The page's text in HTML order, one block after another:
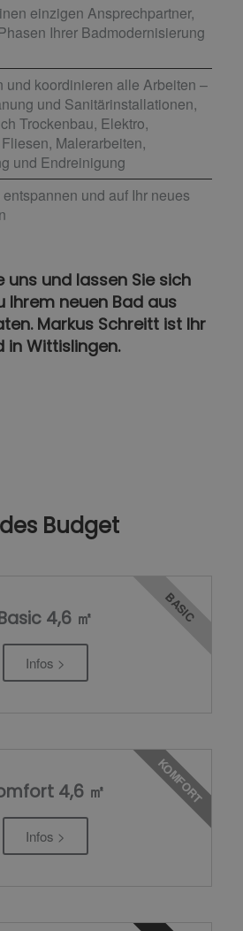
einzigen Ansprechpartner,
Ihrer Badmodernisierung
und koordinieren alle Arbeiten –
und Sanitärinstallationen,
Trockenbau, Elektro,
Malerarbeiten,
und Endreinigung
und auf Ihr neues
uns und lassen Sie sich
Ihrem neuen Bad aus
Markus Schreitt ist Ihr
in Wittislingen.
Budget
4,6 ㎡
Infos >
BASIC
4,6 ㎡
Infos >
KOMFORT